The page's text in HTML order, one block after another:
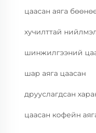
цаасан аяга
хучилттай
шинжилгээний
шар аяга цаасан
друуслагдсан
цаасан кофейн